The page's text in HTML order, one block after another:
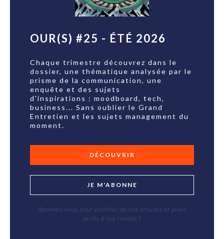
OUR(S) #25 - ÉTÉ 2026
Chaque trimestre découvrez dans le
dossier, une thématique analysée par le
prisme de la communication, une
enquête et des sujets
d'inspirations : moodboard, tech,
business... Sans oublier le Grand
Entretien et les sujets management du
moment.
DÉCOUVRIR
JE M'ABONNE
Abonnez-vous pour profiter de nos articles et avoir
accès à nos revues !